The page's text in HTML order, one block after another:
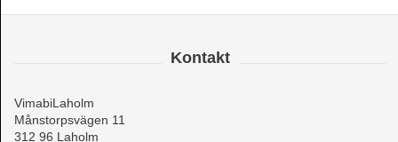
Kontakt
VimabiLaholm
Månstorpsvägen 11
312 96 Laholm